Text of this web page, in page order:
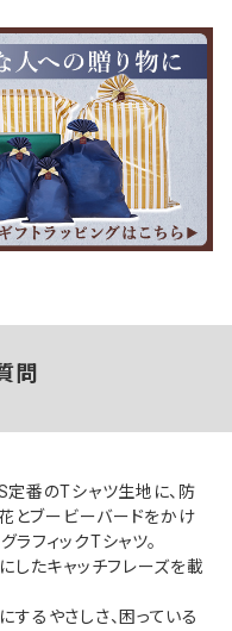
問
番のTシャツ生地に、防
とブービーバードをかけ
ラフィックTシャツ。
したキャッチフレーズを載
するやさしさ、困っている